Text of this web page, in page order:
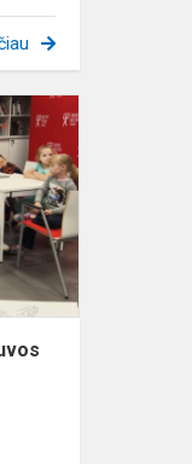
Kūrybinės
„Lietuvos
miškų